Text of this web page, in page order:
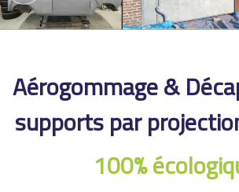
Aérogommage &
supportspar
100%